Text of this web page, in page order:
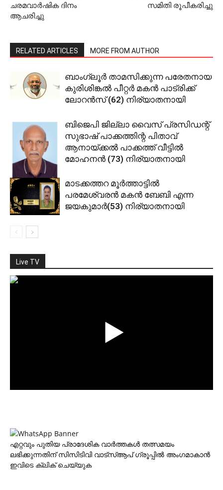
ചരമവാര്‍ഷിക ദിനം
ആചരിച്ചു
സമിതി രൂപീകരിച്ചു
RELATED ARTICLES MORE FROM AUTHOR
ബാംഗ്ലൂര്‍ താമസിക്കുന്ന പരേതനായ
കുരിശിങ്കല്‍ പീറ്റര്‍ മകന്‍ പാട്രിക്ക്
ലോറന്‍സ് (62) നിര്യാതനായി
ബിജെപി ജില്ലാ വൈസ് പ്രസിഡന്റ്
സുഭാഷ് പാക്കത്തിന്റ പിതാവ്
ആനായ്ക്കല്‍ പാക്കത്ത് വീട്ടില്‍
മോഹനന്‍ (73) നിര്യാതനായി
മാടക്കത്തറ മൂര്‍ത്താട്ടില്‍
പരമേശ്വരന്‍ മകന്‍ ബേബി എന്ന
ജയകുമാര്‍(53) നിര്യാതനായി
Live TV
എറ്റവും പുതിയ പ്രാദേശിക വാര്‍ത്തകള്‍ തത്സമയം
ലഭിക്കുന്നതിന് സിസിടിവി വാട്‌സ്ആപ് ഗ്രൂപ്പില്‍ അംഗമാകാന്‍
ഇവിടെ ക്ലിക് ചെയ്യുക